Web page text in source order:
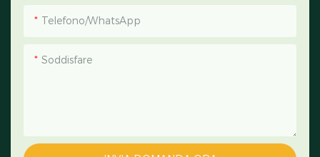
Telefono/WhatsApp
Soddisfare